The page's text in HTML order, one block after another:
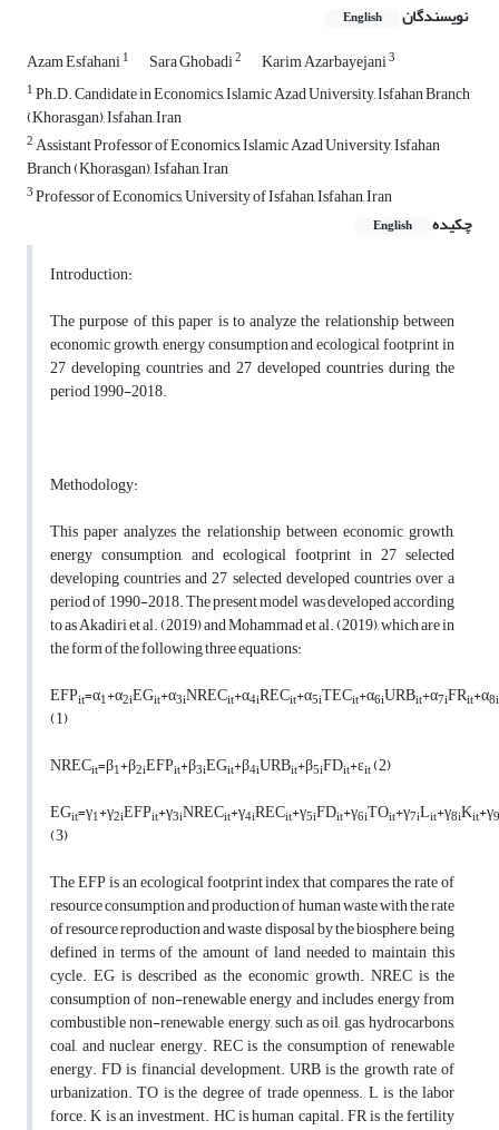
نویسندگان English
Azam Esfahani1 Sara Ghobadi2 Karim Azarbayejani3
1Ph.D. Candidate in Economics, Islamic Azad University, Isfahan Branch
(Khorasgan), Isfahan, Iran
2Assistant Professor of Economics, Islamic Azad University, Isfahan
Branch (Khorasgan), Isfahan, Iran
3Professor of Economics, University of Isfahan, Isfahan, Iran
چکیده
English
Introduction:
The purpose of this paper is to analyze the relationship between
economic growth, energy consumption and ecological footprint in
27 developing countries and 27 developed countries during the
period 1990-2018.
Methodology:
This paper analyzes the relationship between economic growth,
energy consumption, and ecological footprint in 27 selected
developing countries and 27 selected developed countries over a
period of 1990-2018. The present model was developed according
to as Akadiri et al. (2019) and Mohammad et al. (2019), which are in
the form of the following three equations:
EFPit=α1+α2iEGit+α3iNRECit+α4iRECit+α5iTECit+α6iURBit+α7iFRit+α8i
(1)
NRECit=β1+β2iEFPit+β3iEGit+β4iURBit+β5iFDit+εit(2)
EGit=γ1+γ2iEFPit+γ3iNRECit+γ4iRECit+γ5iFDit+γ6iTOit+γ7iLit+γ8iKit+γ
(3)
The EFP is an ecological footprint index that compares the rate of
resource consumption and production of human waste with the rate
of resource reproduction and waste disposal by the biosphere, being
defined in terms of the amount of land needed to maintain this
cycle. EG is described as the economic growth. NREC is the
consumption of non-renewable energy and includes energy from
combustible non-renewable energy, such as oil, gas, hydrocarbons,
coal, and nuclear energy. REC is the consumption of renewable
energy. FD is financial development. URB is the growth rate of
urbanization. TO is the degree of trade openness. L is the labor
force. K is an investment. HC is human capital. FR is the fertility